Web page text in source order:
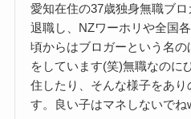
愛知在住の37歳独身無職ブ
退職し、NZワーホリや全国
頃からはブロガーという名
をしています(笑)無職なのに
住したり、そんな様子をあり
す。良い子はマネしないでね